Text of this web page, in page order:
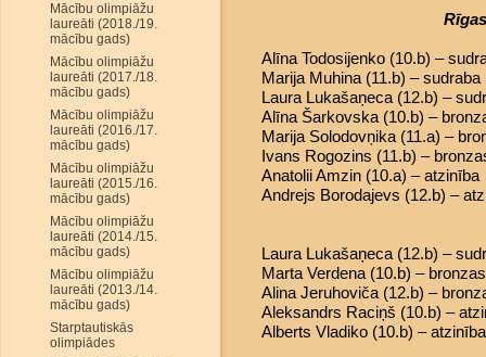
Mācību olimpiāžu
laureāti (2018./19.
mācību gads)
Mācību olimpiāžu
laureāti (2017./18.
mācību gads)
Mācību olimpiāžu
laureāti (2016./17.
mācību gads)
Mācību olimpiāžu
laureāti (2015./16.
mācību gads)
Mācību olimpiāžu
laureāti (2014./15.
mācību gads)
Mācību olimpiāžu
laureāti (2013./14.
mācību gads)
Starptautiskās
olimpiādes
Alīna Todosijenko (10.b) –
Marija Muhina (11.b) – sudraba
Laura Lukašaņeca (12.b) –
Alīna Šarkovska (10.b) –
Marija Solodovņika (11.a) –
Ivans Rogozins (11.b) –
Anatolii Amzin (10.a) – atzinība
Andrejs Borodajevs (12.b) –
Laura Lukašaņeca (12.b) –
Marta Verdena (10.b) –
Alina Jeruhoviča (12.b) –
Aleksandrs Raciņš (10.b) –
Alberts Vladiko (10.b) – atzinība